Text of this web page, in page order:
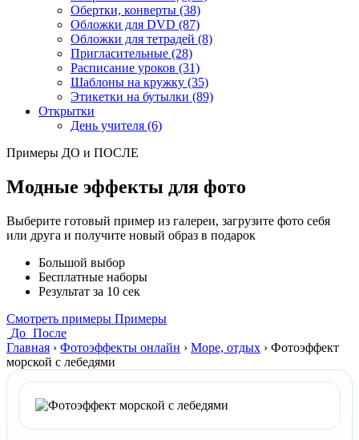
Обертки, конверты (38)
Обложки для DVD (87)
Обложки для тетрадей (8)
Пригласительные (28)
Расписание уроков (31)
Шаблоны на кружку (35)
Этикетки на бутылки (89)
Открытки
День учителя (6)
Примеры ДО и ПОСЛЕ
Модные эффекты для фото
Выберите готовый пример из галереи, загрузите фото себя
или друга и получите новый образ в подарок
Большой выбор
Бесплатные наборы
Результат за 10 сек
Смотреть примеры Примеры
До После
Главная › Фотоэффекты онлайн › Море, отдых › Фотоэффект
морской с лебедями